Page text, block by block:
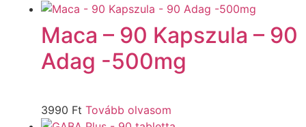
Maca – 90 Kapszula – 90
Adag -500mg
3990 Ft Tovább olvasom